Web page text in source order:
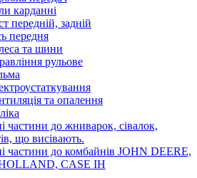
карданні
передній, задній
передня
та шини
рульове
та опалення
частини до жниварок, сівалок,
що висівають.
частини до комбайнів JOHN DEERE,
CASE IH